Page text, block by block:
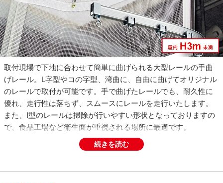
取付現場で下地に合わせて簡単に曲げられる大型レールの手曲
げレール。L字型やコの字型、湾曲に、自由に曲げてオリジナル
のレールで取付が可能です。手で曲げたレールでも、耐久性に
優れ、走行性は落ちず、スムースにレールを走行いたします。
また、I型のレールは掃除が行いやすい形状となっておりますの
で、食品工場など衛生面が重視される場所に最適です。
続きを読む